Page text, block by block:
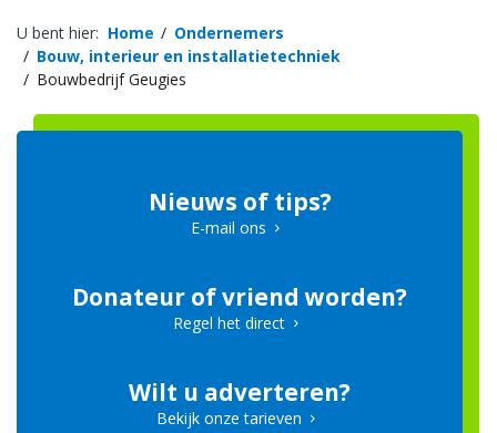
U bent hier: Home
Ondernemers
Bouw, interieur en installatietechniek
Bouwbedrijf Geugies
Nieuws of tips?
E-mail ons
Donateur of vriend worden?
Regel het direct
Wilt u adverteren?
Bekijk onze tarieven